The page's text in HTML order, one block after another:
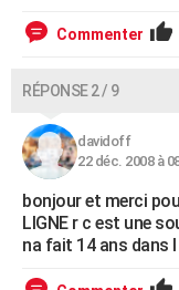
Commenter
RÉPONSE 2 / 9
davidoff
22 déc. 2008 à
bonjour et merci
LIGNE r c est une
na fait 14 ans dans